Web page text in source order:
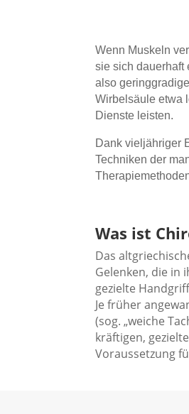
Wenn Muskeln
sie sich dauerhaft
also
Wirbelsäule etwa
Dienste leisten.
Dank vieljähriger
Techniken der
Was ist
Das
Gelenken, die in
gezielte
Je früher
(sog. „weiche
kräftigen,
Voraussetzung